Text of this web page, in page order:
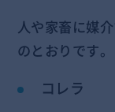
人や家畜に媒
のとおりです。
コレラ